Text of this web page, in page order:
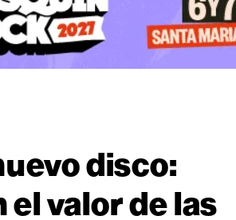
disco:
valor de las